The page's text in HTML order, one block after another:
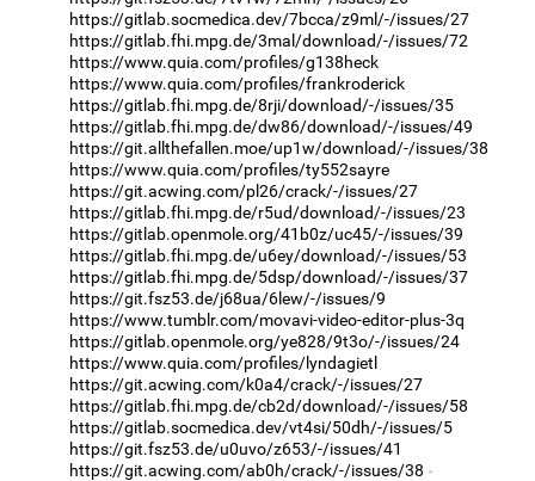
https://gitlab.socmedica.dev/7bcca/z9ml/-/issues/27
https://gitlab.fhi.mpg.de/3mal/download/-/issues/72
https://www.quia.com/profiles/g138heck
https://www.quia.com/profiles/frankroderick
https://gitlab.fhi.mpg.de/8rji/download/-/issues/35
https://gitlab.fhi.mpg.de/dw86/download/-/issues/49
https://git.allthefallen.moe/up1w/download/-/issues/38
https://www.quia.com/profiles/ty552sayre
https://git.acwing.com/pl26/crack/-/issues/27
https://gitlab.fhi.mpg.de/r5ud/download/-/issues/23
https://gitlab.openmole.org/41b0z/uc45/-/issues/39
https://gitlab.fhi.mpg.de/u6ey/download/-/issues/53
https://gitlab.fhi.mpg.de/5dsp/download/-/issues/37
https://git.fsz53.de/j68ua/6lew/-/issues/9
https://www.tumblr.com/movavi-video-editor-plus-3q
https://gitlab.openmole.org/ye828/9t3o/-/issues/24
https://www.quia.com/profiles/lyndagietl
https://git.acwing.com/k0a4/crack/-/issues/27
https://gitlab.fhi.mpg.de/cb2d/download/-/issues/58
https://gitlab.socmedica.dev/vt4si/50dh/-/issues/5
https://git.fsz53.de/u0uvo/z653/-/issues/41
https://git.acwing.com/ab0h/crack/-/issues/38